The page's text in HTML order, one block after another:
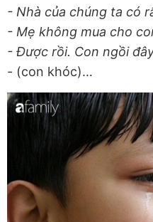
- Nhà của chúng ta có
- Mẹ không mua cho
- Được rồi. Con ngồi
- (con khóc)…